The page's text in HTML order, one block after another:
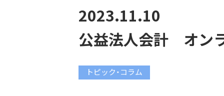
2023.11.10
公益法人会計 オン
トピック・コラム